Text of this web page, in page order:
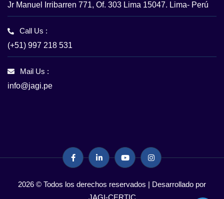
Jr Manuel Irribarren 771, Of. 303 Lima 15047. Lima- Perú
Call Us :
(+51) 997 218 531
Mail Us :
info@jagi.pe
2026 © Todos los derechos reservados | Desarrollado por